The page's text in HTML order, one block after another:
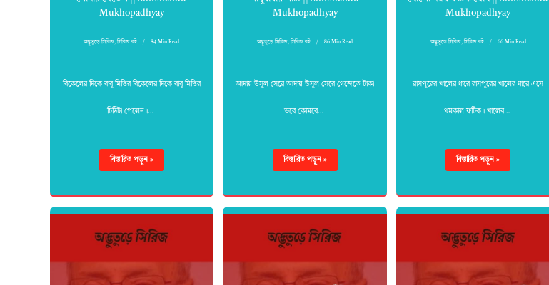
Mukhopadhyay
অদ্ভুতুড়ে সিরিজ, সিরিজ বই 84 Min Read
বিকেলের দিকে বাবু মিত্তির বিকেলের দিকে বাবু মিত্তির
চিঠিটা পেলেন।…
বিস্তারিত পড়ুন »
Mukhopadhyay
অদ্ভুতুড়ে সিরিজ, সিরিজ বই 86 Min Read
আদায় উসুল সেরে আদায় উসুল সেরে গেজেতে টাকা
ভরে কোমরে…
বিস্তারিত পড়ুন »
Mukhopadhyay
অদ্ভুতুড়ে সিরিজ, সিরিজ বই 66 Min Read
রাসপুরের খালের ধারে রাসপুরের খালের ধারে এসে
থমকাল ফটিক। খালের…
বিস্তারিত পড়ুন »